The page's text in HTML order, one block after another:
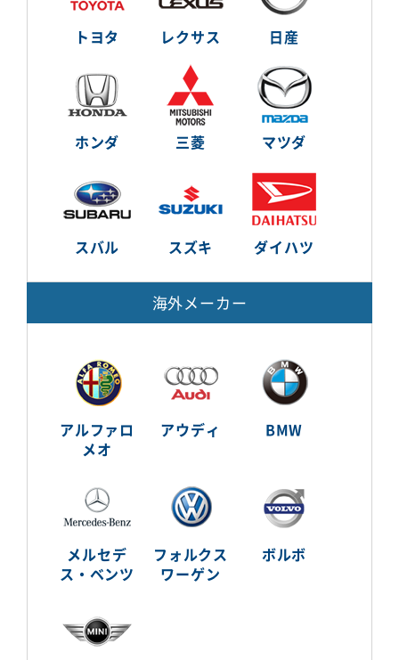
トヨタ レクサス 日産
ホンダ 三菱 マツダ
スバル スズキ ダイハツ
海外メーカー
アルファロ
メオ
アウディ BMW
メルセデ
ス・ベンツ
フォルクス
ワーゲン
ボルボ